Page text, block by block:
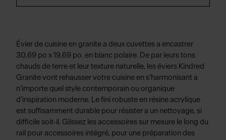
Évier de cuisine en granite a deux cuvettes a encastrer
30,69 po x 19,69 po. en blanc polaire. De par leurs tons
chauds de terre et leur texture naturelle, les éviers Kindred
Granite vont rehausser votre cuisine en s’harmonisant a
n’importe quel style contemporain ou organique
d’inspiration moderne. Le fini robuste en résine acrylique
est suffisamment durable pour résister a un nettoyage, si
difficile soit-il. Glissez les accessoires sur mesure le long du
rail pour accessoires intégré, pour une préparation des